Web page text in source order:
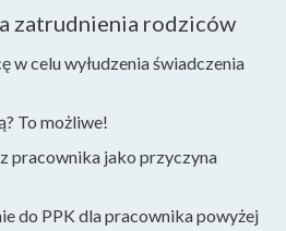
zatrudnienia rodziców
w celu wyłudzenia świadczenia
To możliwe!
pracownika jako przyczyna
do PPK dla pracownika powyżej